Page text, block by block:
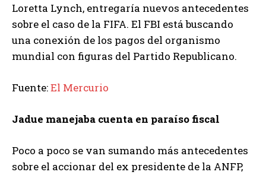
Loretta Lynch, entregaría nuevos antecedentes
sobre el caso de la FIFA. El FBI está buscando
una conexión de los pagos del organismo
mundial con figuras del Partido Republicano.
Fuente:El Mercurio
Jadue manejaba cuenta en paraíso fiscal
Poco a poco se van sumando más antecedentes
sobre el accionar del ex presidente de la ANFP,